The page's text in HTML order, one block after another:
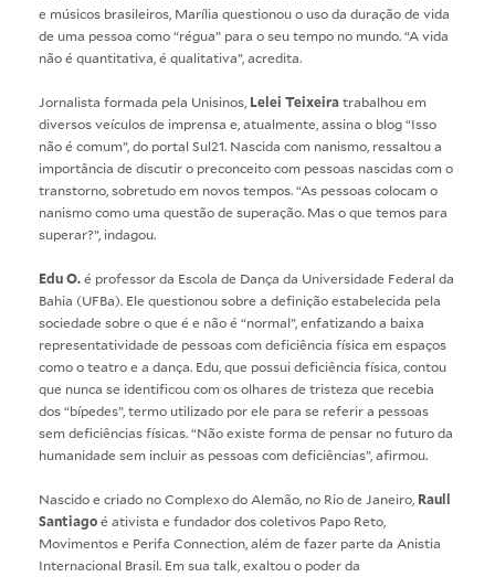
e músicos brasileiros, Marília questionou o uso da duração de vida
de uma pessoa como “régua” para o seu tempo no mundo. “A vida
não é quantitativa, é qualitativa”, acredita.
Jornalista formada pela Unisinos, Lelei Teixeiratrabalhou em
diversos veículos de imprensa e, atualmente, assina o blog “Isso
não é comum”, do portal Sul21. Nascida com nanismo, ressaltou a
importância de discutir o preconceito com pessoas nascidas com o
transtorno, sobretudo em novos tempos. “As pessoas colocam o
nanismo como uma questão de superação. Mas o que temos para
superar?”, indagou.
Edu O.é professor da Escola de Dança da Universidade Federal da
Bahia (UFBa). Ele questionou sobre a definição estabelecida pela
sociedade sobre o que é e não é “normal”, enfatizando a baixa
representatividade de pessoas com deficiência física em espaços
como o teatro e a dança. Edu, que possui deficiência física, contou
que nunca se identificou com os olhares de tristeza que recebia
dos “bípedes”, termo utilizado por ele para se referir a pessoas
sem deficiências físicas. “Não existe forma de pensar no futuro da
humanidade sem incluir as pessoas com deficiências”, afirmou.
Nascido e criado no Complexo do Alemão, no Rio de Janeiro, Raull
Santiagoé ativista e fundador dos coletivos Papo Reto,
Movimentos e Perifa Connection, além de fazer parte da Anistia
Internacional Brasil. Em sua talk, exaltou o poder da